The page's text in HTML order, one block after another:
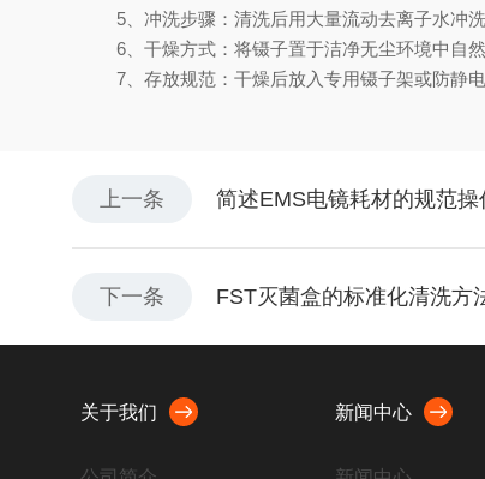
5、冲洗步骤：清洗后用大量流动去离子水冲洗
6、干燥方式：将镊子置于洁净无尘环境中自然
7、存放规范：干燥后放入专用镊子架或防静电
上一条 简述EMS电镜耗材的规范操
下一条 FST灭菌盒的标准化清洗方
关于我们 新闻中心